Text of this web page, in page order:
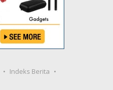
Indeks Berita